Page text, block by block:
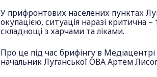
У прифронтових населених пунктах
окупацією, ситуація наразі критична –
складнощі з харчами та ліками.
Про це під час брифінгу в
начальник Луганської ОВА Артем